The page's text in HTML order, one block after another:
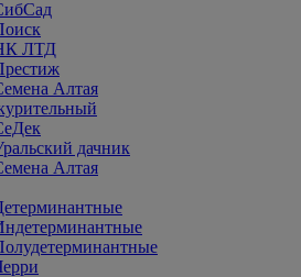
ЛТД
Алтая
дачник
Алтая